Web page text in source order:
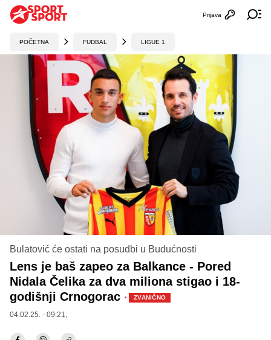
Otvori
Prijava
POČETNA FUDBAL LIGUE 1
Bulatović će ostati na posudbi u Budućnosti
Lens je baš zapeo za Balkance - Pored
Nidala Čelika za dva miliona stigao i 18-
godišnji Crnogorac · ZVANIČNO
04.02.25. - 09:21,